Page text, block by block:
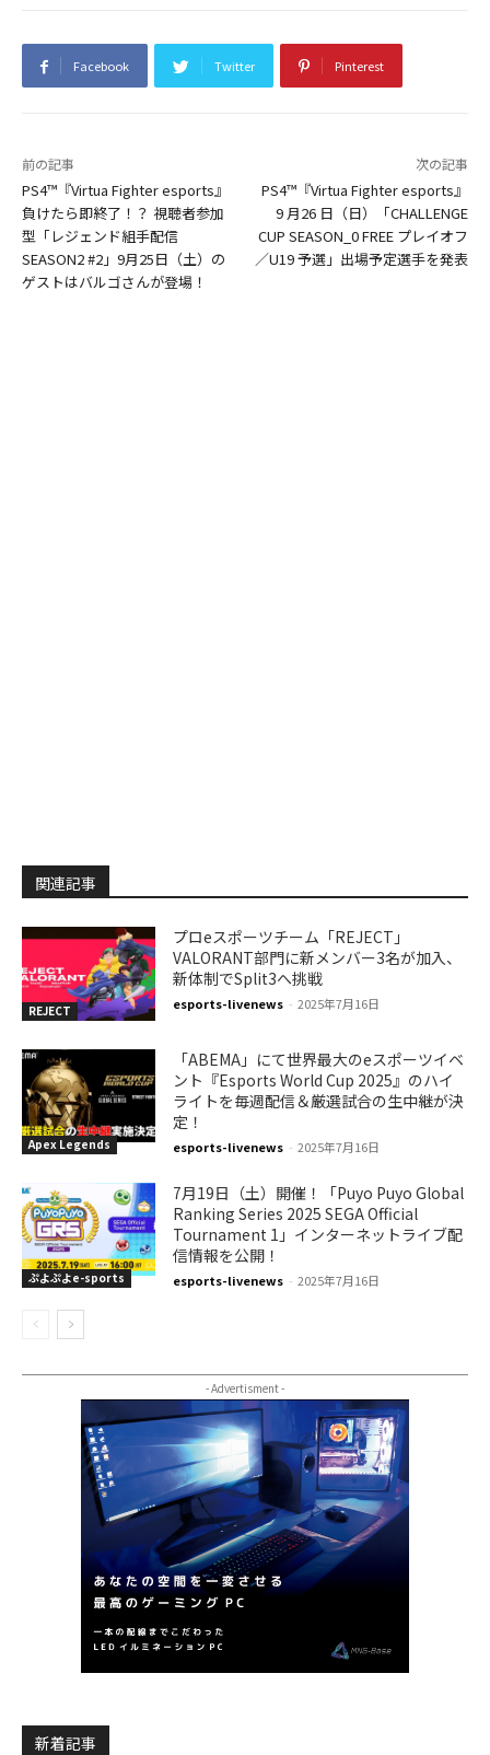
Facebook Twitter Pinterest
前の記事
PS4™『Virtua Fighter esports』
負けたら即終了！？ 視聴者参加
型「レジェンド組手配信
SEASON2 #2」9月25日（土）の
ゲストはバルゴさんが登場！
次の記事
PS4™『Virtua Fighter esports』
9 月26 日（日）「CHALLENGE
CUP SEASON_0 FREE プレイオフ
／U19 予選」出場予定選手を発表
関連記事
REJECT
プロeスポーツチーム「REJECT」
VALORANT部門に新メンバー3名が加入、
新体制でSplit3へ挑戦
esports-livenews - 2025年7月16日
Apex Legends
「ABEMA」にて世界最大のeスポーツイベ
ント『Esports World Cup 2025』のハイ
ライトを毎週配信＆厳選試合の生中継が決
定！
esports-livenews - 2025年7月16日
ぷよぷよe-sports
7月19日（土）開催！「Puyo Puyo Global
Ranking Series 2025 SEGA Official
Tournament 1」インターネットライブ配
信情報を公開！
esports-livenews - 2025年7月16日
- Advertisment -
新着記事